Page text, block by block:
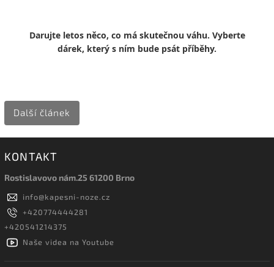
Darujte letos něco, co má skutečnou váhu. Vyberte
dárek, který s ním bude psát příběhy.
Další článek
KONTAKT
Rostislavovo nám.25 61200 Brno
info@kapesni-noze.cz
+420774444281
+420541214375
Naše videa na Youtube